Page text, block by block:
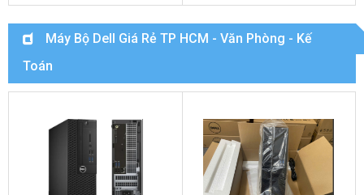
Máy Bộ Dell Giá Rẻ TP HCM - Văn Phòng - Kế
Toán